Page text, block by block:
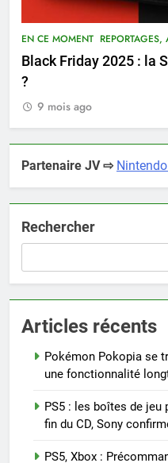
EN CE MOMENT REPORTAGES,
Black Friday 2025 : la
?
9 mois ago
Partenaire JV ⇨
Rechercher
Articles récents
Pokémon Pokopia se
une fonctionnalité
PS5 : les boîtes de
fin du CD, Sony
PS5, Xbox :